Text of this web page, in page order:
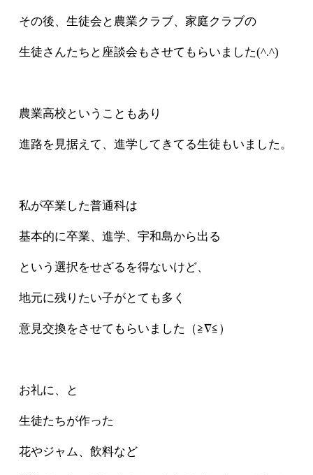
その後、生徒会と農業クラブ、家庭クラブの
生徒さんたちと座談会もさせてもらいました(^.^)
農業高校ということもあり
進路を見据えて、進学してきてる生徒もいました。
私が卒業した普通科は
基本的に卒業、進学、宇和島から出る
という選択をせざるを得ないけど、
地元に残りたい子がとても多く
意見交換をさせてもらいました（≧∇≦）
お礼に、と
生徒たちが作った
花やジャム、飲料など